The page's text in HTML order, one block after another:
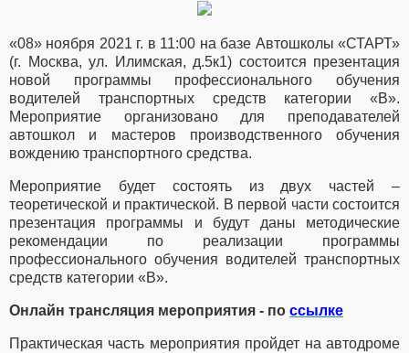
«08» ноября 2021 г. в 11:00 на базе Автошколы «СТАРТ»
(г. Москва, ул. Илимская, д.5к1) состоится презентация
новой программы профессионального обучения
водителей транспортных средств категории «В».
Мероприятие организовано для преподавателей
автошкол и мастеров производственного обучения
вождению транспортного средства.
Мероприятие будет состоять из двух частей –
теоретической и практической. В первой части состоится
презентация программы и будут даны методические
рекомендации по реализации программы
профессионального обучения водителей транспортных
средств категории «В».
Онлайн трансляция мероприятия - по ссылке
Практическая часть мероприятия пройдет на автодроме